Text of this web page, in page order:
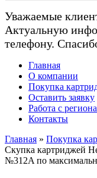
Уважаемые
Актуальную
телефону.
Главная
О компании
Покупка
Оставить заявку
Работа с
Контакты
Главная » Покупка
Скупка картриджей
№312A по